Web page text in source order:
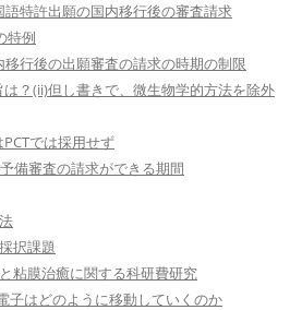
語特許出願の国内移行後の審査請求
特例
移行後の出願審査の請求の時期の制限
は？(ii)但し書きで、微生物学的方法を除外
では採用せず
備審査の請求ができる期間
択課題
粘膜治癒に関する科研費研究
子はどのように移動していくのか